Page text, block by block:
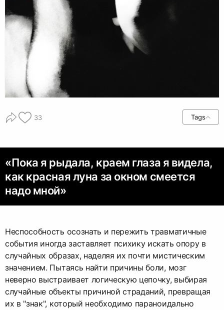
33 Tags
«Пока я рыдала, краем глаза я видела,
как красная луна за окном смеется
надо мной»
Неспособность осознать и пережить травматичные
события иногда заставляет психику искать опору в
случайных образах, наделяя их почти мистическим
значением. Пытаясь найти причины боли, мозг
неверно выстраивает логическую цепочку, выбирая
случайные объекты причиной страданий, превращая
их в "знак", который необходимо параноидально